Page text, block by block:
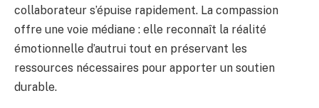
collaborateur s’épuise rapidement. La compassion
offre une voie médiane : elle reconnaît la réalité
émotionnelle d’autrui tout en préservant les
ressources nécessaires pour apporter un soutien
durable.